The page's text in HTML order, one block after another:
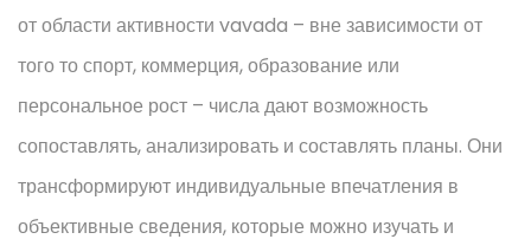
от области активности vavada – вне зависимости от
того то спорт, коммерция, образование или
персональное рост – числа дают возможность
сопоставлять, анализировать и составлять планы. Они
трансформируют индивидуальные впечатления в
объективные сведения, которые можно изучать и